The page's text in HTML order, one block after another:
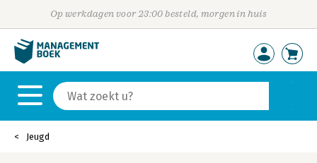
Op werkdagen voor 23:00 besteld, morgen in huis
Jeugd